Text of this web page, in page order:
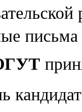
письма